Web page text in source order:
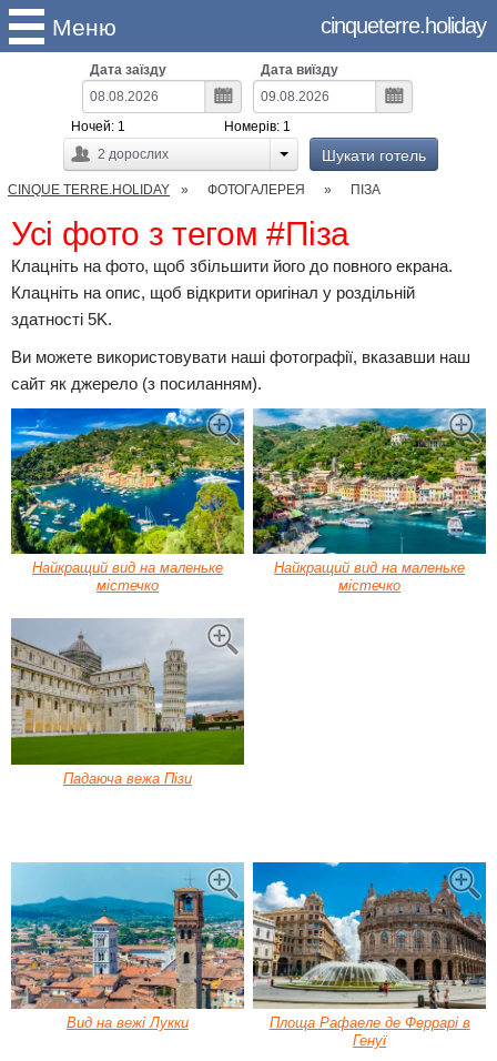
Меню cinqueterre.holiday
Дата заїзду Дата виїзду
2 дорослих
Ночей: 1 Номерів: 1
Шукати готель
CINQUE TERRE.HOLIDAY ФОТОГАЛЕРЕЯ ПІЗА
Усі фото з тегом #Піза
Клацніть на фото, щоб збільшити його до повного екрана.
Клацніть на опис, щоб відкрити оригінал у роздільній
здатності 5K.
Ви можете використовувати наші фотографії, вказавши наш
сайт як джерело (з посиланням).
Найкращий вид на маленьке
містечко
Найкращий вид на маленьке
містечко
Падаюча вежа Пізи
Вид на вежі Лукки
Площа Рафаеле де Феррарі в
Генуї